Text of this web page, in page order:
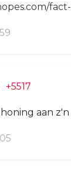
+5517
aan z'n